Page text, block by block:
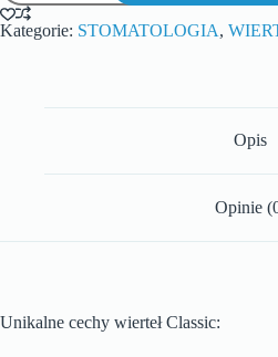
Kategorie: STOMATOLOGIA,
Opis
Opinie
Unikalne cechy wierteł Classic: